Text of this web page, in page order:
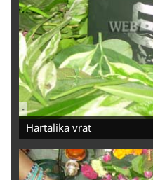
-
Hartalika vrat